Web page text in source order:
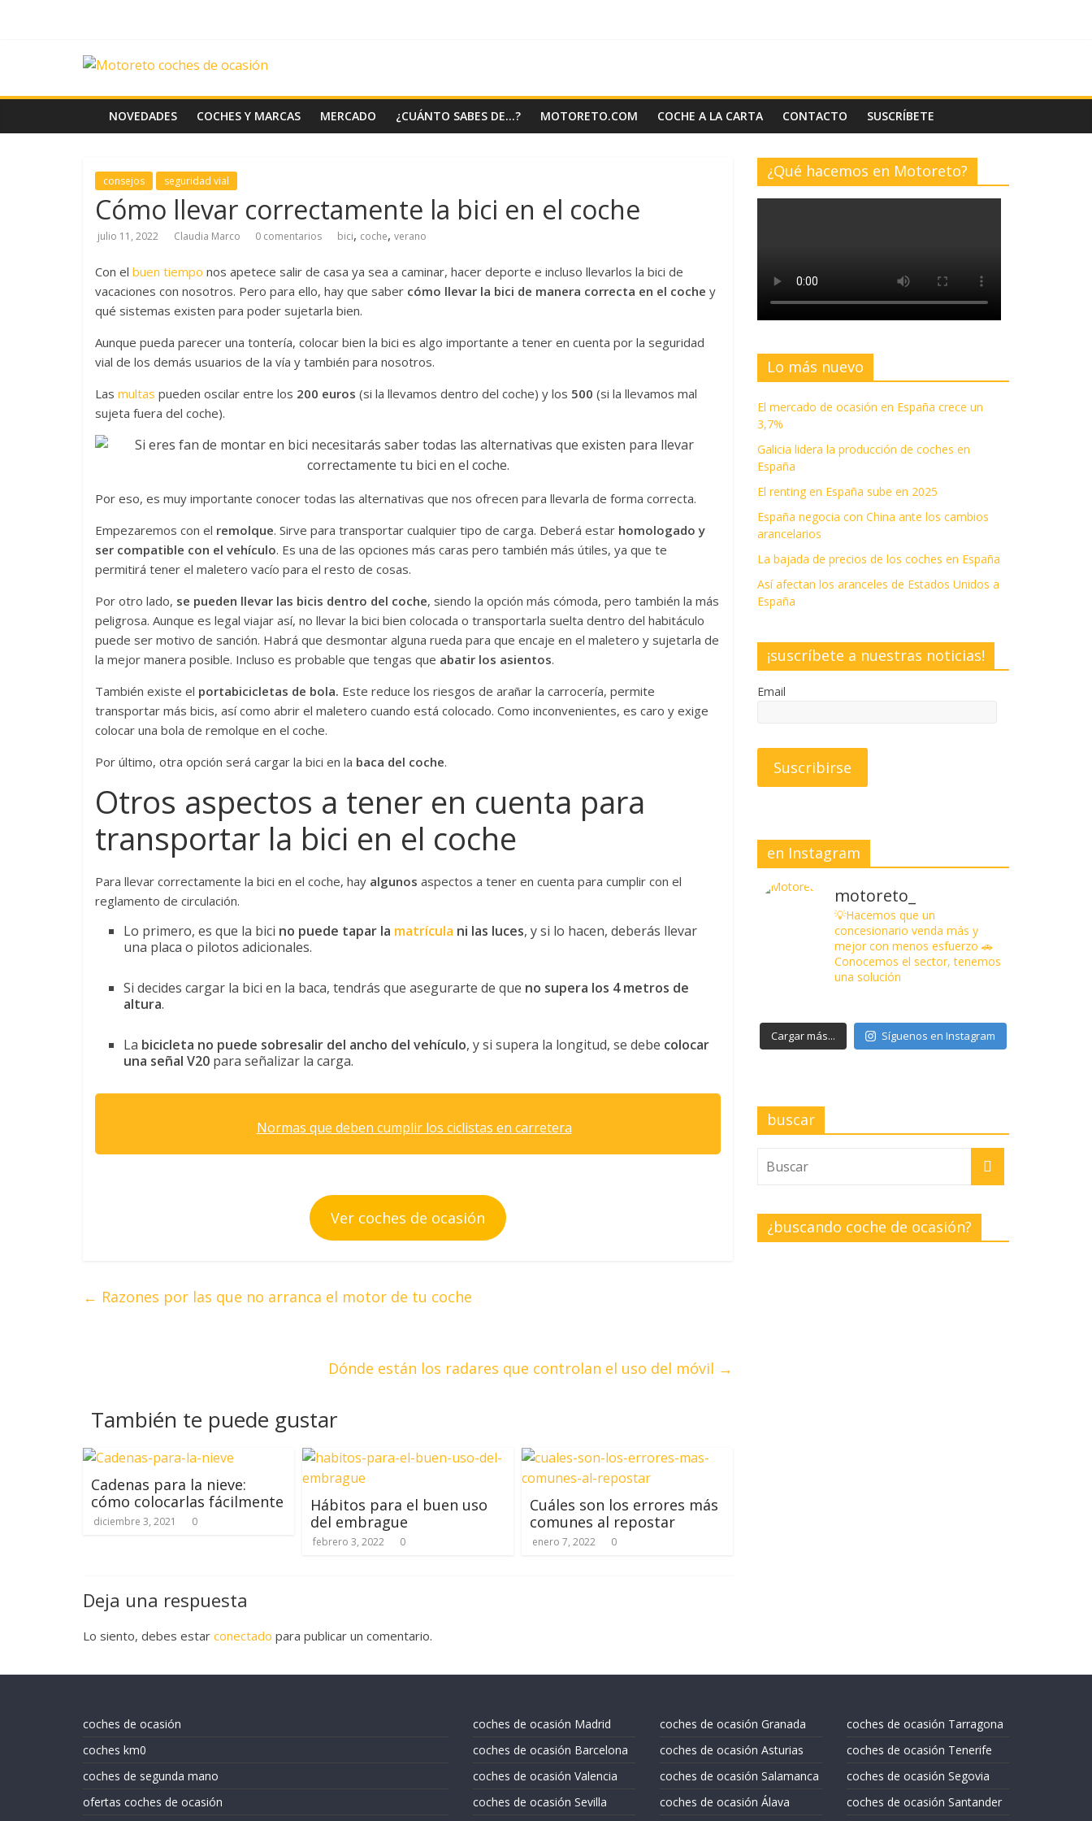
News
Motoreto
de
coches
ocasión
NOVEDADES COCHES Y MARCAS MERCADO ¿CUÁNTO SABES DE…? MOTORETO.COM COCHE A LA CARTA CONTACTO SUSCRÍBETE
consejos seguridad vial
Cómo llevar correctamente la bici en el coche
julio 11, 2022 Claudia Marco 0 comentarios bici, coche, verano
Con el buen tiempo nos apetece salir de casa ya sea a caminar, hacer deporte e incluso llevarlos la bici de
vacaciones con nosotros. Pero para ello, hay que saber cómo llevar la bici de manera correcta en el coche y
qué sistemas existen para poder sujetarla bien.
Aunque pueda parecer una tontería, colocar bien la bici es algo importante a tener en cuenta por la seguridad
vial de los demás usuarios de la vía y también para nosotros.
Las multas pueden oscilar entre los 200 euros (si la llevamos dentro del coche) y los 500 (si la llevamos mal
sujeta fuera del coche).
Por eso, es muy importante conocer todas las alternativas que nos ofrecen para llevarla de forma correcta.
Empezaremos con el remolque. Sirve para transportar cualquier tipo de carga. Deberá estar homologado y
ser compatible con el vehículo. Es una de las opciones más caras pero también más útiles, ya que te
permitirá tener el maletero vacío para el resto de cosas.
Por otro lado, se pueden llevar las bicis dentro del coche, siendo la opción más cómoda, pero también la más
peligrosa. Aunque es legal viajar así, no llevar la bici bien colocada o transportarla suelta dentro del habitáculo
puede ser motivo de sanción. Habrá que desmontar alguna rueda para que encaje en el maletero y sujetarla de
la mejor manera posible. Incluso es probable que tengas que abatir los asientos.
También existe el portabicicletas de bola. Este reduce los riesgos de arañar la carrocería, permite
transportar más bicis, así como abrir el maletero cuando está colocado. Como inconvenientes, es caro y exige
colocar una bola de remolque en el coche.
Por último, otra opción será cargar la bici en la baca del coche.
Otros aspectos a tener en cuenta para
transportar la bici en el coche
Para llevar correctamente la bici en el coche, hay algunos aspectos a tener en cuenta para cumplir con el
reglamento de circulación.
Lo primero, es que la bici no puede tapar la matrícula ni las luces, y si lo hacen, deberás llevar
una placa o pilotos adicionales.
Si decides cargar la bici en la baca, tendrás que asegurarte de que no supera los 4 metros de
altura.
La bicicleta no puede sobresalir del ancho del vehículo, y si supera la longitud, se debe colocar
una señal V20 para señalizar la carga.
Normas que deben cumplir los ciclistas en carretera
Ver coches de ocasión
← Razones por las que no arranca el motor de tu coche
Dónde están los radares que controlan el uso del móvil →
También te puede gustar
Cadenas para la nieve:
cómo colocarlas fácilmente
diciembre 3, 2021 0
Hábitos para el buen uso
del embrague
febrero 3, 2022 0
Cuáles son los errores más
comunes al repostar
enero 7, 2022 0
Deja una respuesta
Lo siento, debes estar conectado para publicar un comentario.
¿Qué hacemos en Motoreto?
Lo más nuevo
El mercado de ocasión en España crece un
3,7%
Galicia lidera la producción de coches en
España
El renting en España sube en 2025
España negocia con China ante los cambios
arancelarios
La bajada de precios de los coches en España
Así afectan los aranceles de Estados Unidos a
España
¡suscríbete a nuestras noticias!
Email
en Instagram
motoreto_
💡Hacemos que un
concesionario venda más y
mejor con menos esfuerzo 🚗
Conocemos el sector, tenemos
una solución
Cargar más... Síguenos en Instagram
buscar
¿buscando coche de ocasión?
coches de ocasión
coches km0
coches de segunda mano
ofertas coches de ocasión
coches de ocasión Madrid
coches de ocasión Barcelona
coches de ocasión Valencia
coches de ocasión Sevilla
coches de ocasión Granada
coches de ocasión Asturias
coches de ocasión Salamanca
coches de ocasión Álava
coches de ocasión Tarragona
coches de ocasión Tenerife
coches de ocasión Segovia
coches de ocasión Santander